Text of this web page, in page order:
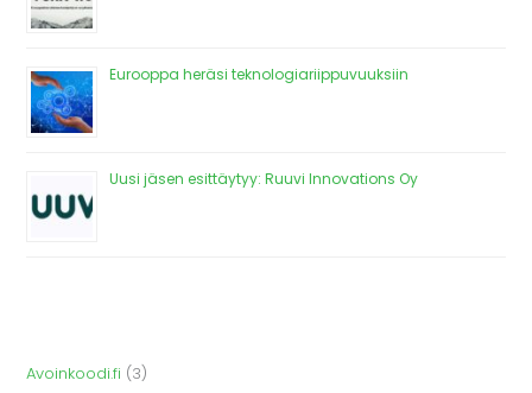
Eurooppa heräsi teknologiariippuvuuksiin
Uusi jäsen esittäytyy: Ruuvi Innovations Oy
Avoinkoodi.fi (3)